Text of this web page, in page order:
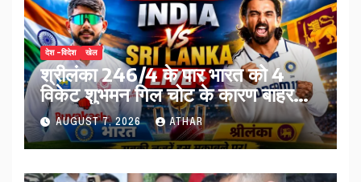
देश -विदेश खेल
श्रीलंका 246/4 के पार भारत को 4
विकेट शुभमन गिल चोट के कारण बाहर…
AUGUST 7, 2026 ATHAR